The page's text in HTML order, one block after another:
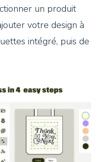
un produit
votre design à
intégré, puis de